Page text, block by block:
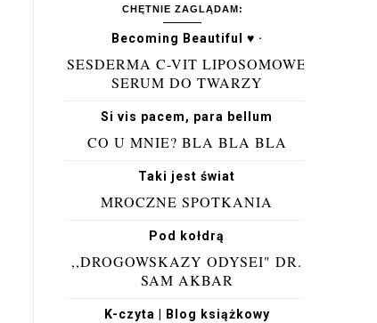
CHĘTNIE ZAGLĄDAM:
Becoming Beautiful ♥ ·
SESDERMA C-VIT LIPOSOMOWE
SERUM DO TWARZY
Si vis pacem, para bellum
CO U MNIE? BLA BLA BLA
Taki jest świat
MROCZNE SPOTKANIA
Pod kołdrą
,,DROGOWSKAZY ODYSEI" DR.
SAM AKBAR
K-czyta | Blog książkowy